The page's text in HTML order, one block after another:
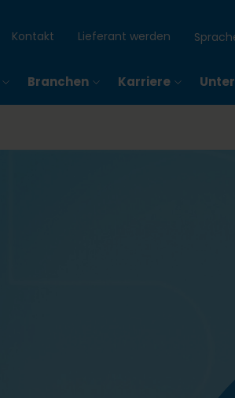
Kontakt Lieferant werden
Branchen Karriere